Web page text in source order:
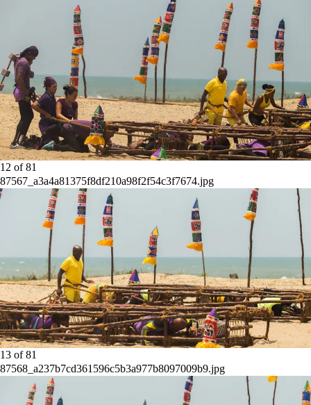
12 of81
87567_a3a4a81375f8df210a98f2f54c3f7674.jpg
13 of81
87568_a237b7cd361596c5b3a977b8097009b9.jpg